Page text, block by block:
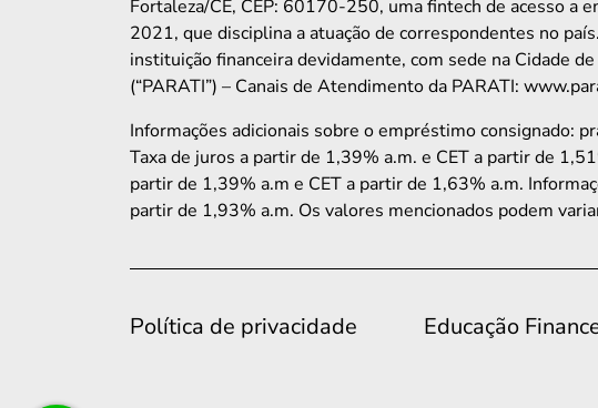
Fortaleza/CE, CEP: 60170-250, uma fintech de acesso a
2021, que disciplina a atuação de correspondentes no
instituição financeira devidamente, com sede na Cidade
(“PARATI”) – Canais de Atendimento da PARATI:
Informações adicionais sobre o empréstimo consignado:
Taxa de juros a partir de 1,39% a.m. e CET a partir de
partir de 1,39% a.m e CET a partir de 1,63% a.m.
partir de 1,93% a.m. Os valores mencionados podem
Política de privacidade Educação